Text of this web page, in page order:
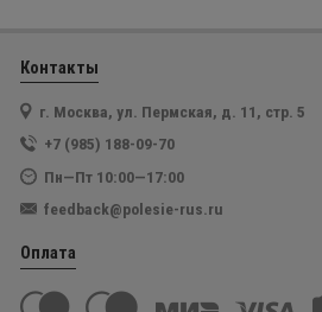
Контакты
г. Москва, ул. Пермская, д. 11, стр. 5
+7 (985) 188-09-70
Пн—Пт 10:00—17:00
feedback@polesie-rus.ru
Оплата